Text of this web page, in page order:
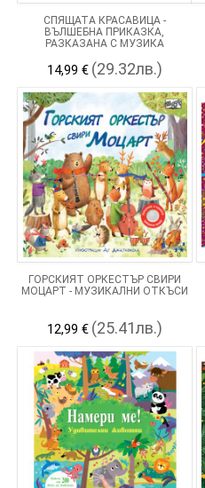
СПЯЩАТА КРАСАВИЦА -
ВЪЛШЕБНА ПРИКАЗКА,
РАЗКАЗАНА С МУЗИКА
14,99 € (29.32лв.)
ГОРСКИЯТ ОРКЕСТЪР СВИРИ
МОЦАРТ - МУЗИКАЛНИ ОТКЪСИ
12,99 € (25.41лв.)